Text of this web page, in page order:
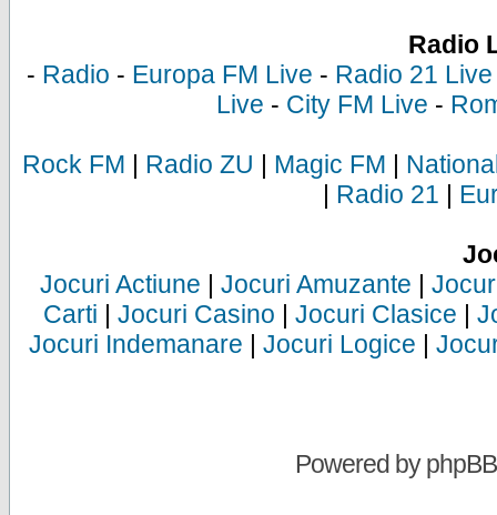
Radio
- Radio - Europa FM Live - Radio 21 Live
Live - City FM Live -
Rock FM | Radio ZU | Magic FM |
| Radio 21 |
Jocuri Actiune | Jocuri Amuzante |
Carti | Jocuri Casino | Jocuri Clasice |
Jocuri Indemanare | Jocuri Logice |
Powered byphpBB